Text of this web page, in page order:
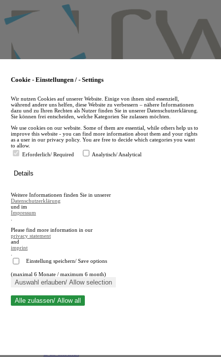
to
main
en
A
A
Suche schließen
Cookie - Einstellungen / - Settings
Wir nutzen Cookies auf unserer Website. Einige von ihnen sind essenziell,
während andere uns helfen, diese Website zu verbessern – nähere Informationen
dazu und zu Ihren Rechten als Nutzer finden Sie in unserer Datenschutzerklärung.
Sie können frei entscheiden, welche Kategorien Sie zulassen möchten.
We use cookies on our website. Some of them are essential, while others help us to
improve this website - you can find more information about them and your rights
as a user in our privacy policy. You are free to decide which categories you want
to allow.
Erforderlich/ Required
Analytisch/ Analytical
Details
Weitere Informationen finden Sie in unserer
Datenschutzerklärung
und im
Impressum
Please find more information in our
privacy statement
and
imprint
Einstellung speichern/ Save options
(maximal 6 Monate / maximum 6 month)
Auswahl erlauben/ Allow selection
Alle zulassen/ Allow all